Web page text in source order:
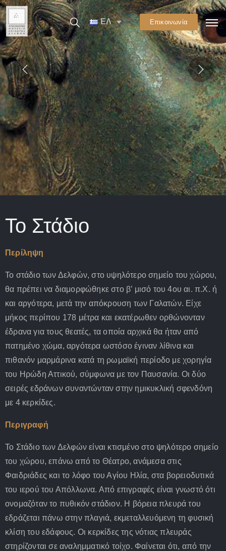
ΕΛ Επικοινωνία
Το Στάδιο
Περίληψη
Το στάδιο των Δελφών, στο υψηλότερο σημείο του χώρου,
θα πρέπει να διαμορφώθηκε στο β’ μισό του 4ου αι. π.Χ. ή
και αργότερα, μετά την απόκρουση των Γαλατών. Είχε
μήκος περίπου 178 μέτρα και εκατέρωθεν ορθώνονταν
έδρανα για τους θεατές, τα οποία αρχικά θα ήταν από
πατημένο χώμα, αργότερα ωστόσο έγιναν λίθινα και
πιθανόν μαρμάρινα κατά τη ρωμαϊκή περίοδο με χορηγία
του Ηρώδη Αττικού, σύμφωνα με τον Παυσανία. Οι δύο
σειρές εδράνων συναντώνταν στην ημικυκλική σφενδόνη
με 4 κερκίδες.
Περιγραφή
Το Στάδιο των Δελφών είναι κτισμένο στο ψηλότερο σημείο
του χώρου, επάνω από το Θέατρο, ανάμεσα στις
Φαιδριάδες και το λόφο του Αγίου Ηλία, στα βορειοδυτικά
του ιερού του Απόλλωνα. Από επιγραφές είναι γνωστό ότι
ονομαζόταν το πυθικόν στάδιον. Η βόρεια πλευρά του
εδράζεται πάνω στην πλαγιά, εκμεταλλευόμενη τη φυσική
κλίση του εδάφους. Οι κερκίδες της νότιας πλευράς
στηρίζονται σε αναλημματικό τοίχο. Φαίνεται ότι, από την